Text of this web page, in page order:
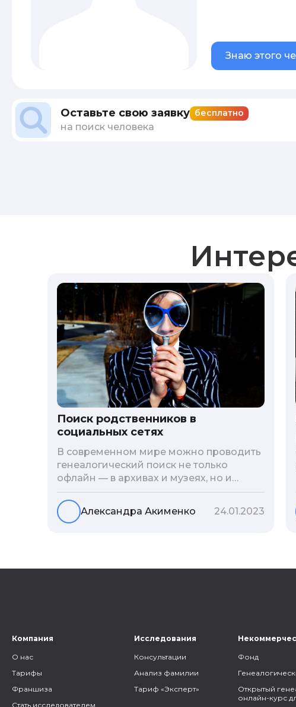
Знаю этого
Оставьте свою заявку бесплатно
на поиск человека
Поиск родственников в
социальных сетях
В современном мире можно проводить
генеалогический поиск не только
офлайн — в архивах и музеях, но и
воспользоваться интернетом. Сегодня
мы расскажем вам как и в каких
социальных сетях можно провести
то, как грамотно построить с ними
Александра Акименко 24.01.2023
Компания
О нас
Тарифы
Франшиза
Стать исследователем
Исследования
Консультации
Анализ фамилии
Тариф «Эксперт»
Фонд
Открытый
онлайн-курс